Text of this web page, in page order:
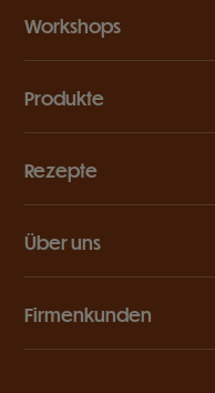
Workshops
Produkte
Rezepte
Über uns
Firmenkunden